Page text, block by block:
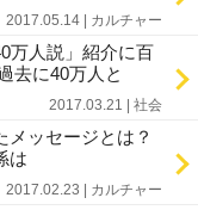
2017.05.14 | カルチャー
万人説」紹介に百
去に40万人と
2017.03.21 | 社会
ッセージとは？
は
2017.02.23 | カルチャー